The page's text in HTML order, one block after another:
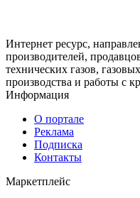
Интернет ресурс,
производителей,
технических газов,
производства и работы с
Информация
О портале
Реклама
Подписка
Контакты
Маркетплейс